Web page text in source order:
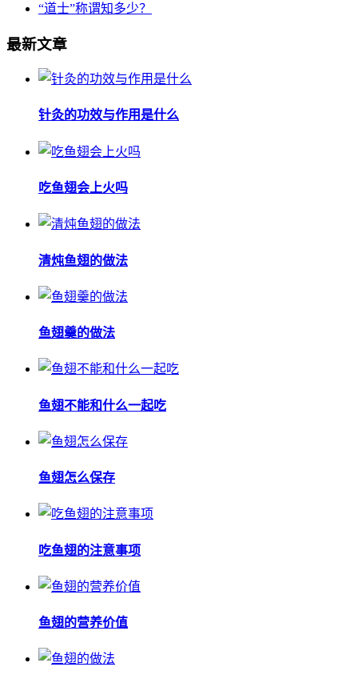
“道士”称谓知多少？
最新文章
针灸的功效与作用是什么
吃鱼翅会上火吗
清炖鱼翅的做法
鱼翅羹的做法
鱼翅不能和什么一起吃
鱼翅怎么保存
吃鱼翅的注意事项
鱼翅的营养价值